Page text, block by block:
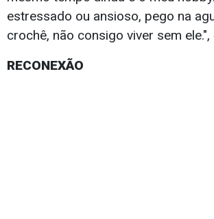
estressado ou ansioso, pego na
crochê, não consigo viver sem
RECONEXÃO